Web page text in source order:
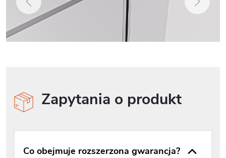
Zapytania o produkt
Co obejmuje rozszerzona gwarancja?